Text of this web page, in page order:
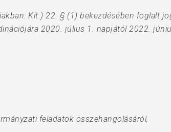
Kit.) 22. § (1) bekezdésében foglalt
2020. július 1. napjától 2022.
feladatok összehangolásáról,